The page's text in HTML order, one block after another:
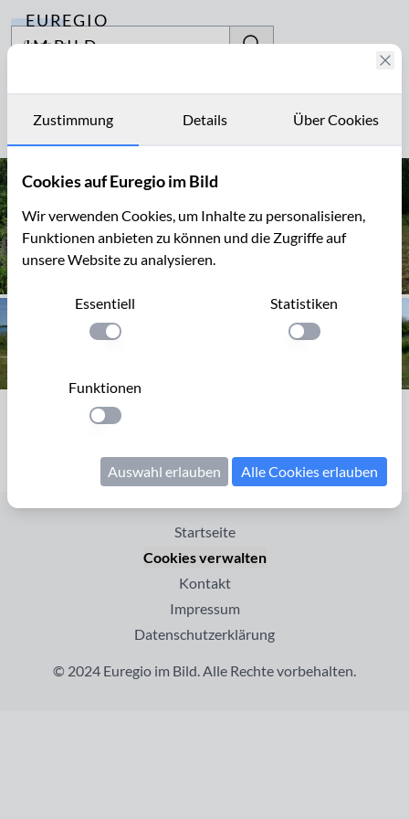
EUREGIO
IM BILD
Archiv
Kontakt
Archiv
Startseite
Cookies verwalten
Kontakt
Impressum
Datenschutzerklärung
© 2024 Euregio im Bild. Alle Rechte vorbehalten.
Zustimmung Details Über Cookies
Cookies auf Euregio im Bild
Wir verwenden Cookies, um Inhalte zu personalisieren,
Funktionen anbieten zu können und die Zugriffe auf
unsere Website zu analysieren.
Essentiell
Einstellung anwenden
Statistiken
Einstellung
Funktionen
Einstellung anwenden
Auswahl erlauben Alle Cookies erlauben